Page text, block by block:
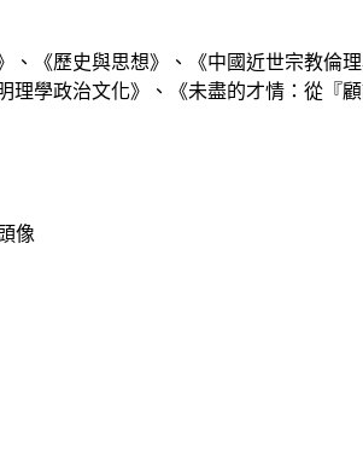
、《歷史與思想》、《中國近世宗教
學政治文化》、《未盡的才情：從『